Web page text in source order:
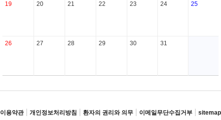
19 20 21 22 23 24 25
26 27 28 29 30 31
이용약관 개인정보처리방침 환자의 권리와 의무 이메일무단수집거부 sitemap